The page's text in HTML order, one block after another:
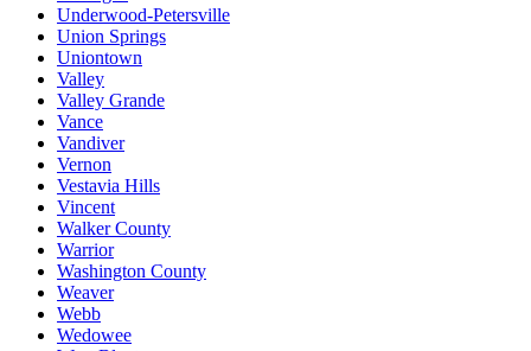
Underwood-Petersville
Union Springs
Uniontown
Valley
Valley Grande
Vance
Vandiver
Vernon
Vestavia Hills
Vincent
Walker County
Warrior
Washington County
Weaver
Webb
Wedowee